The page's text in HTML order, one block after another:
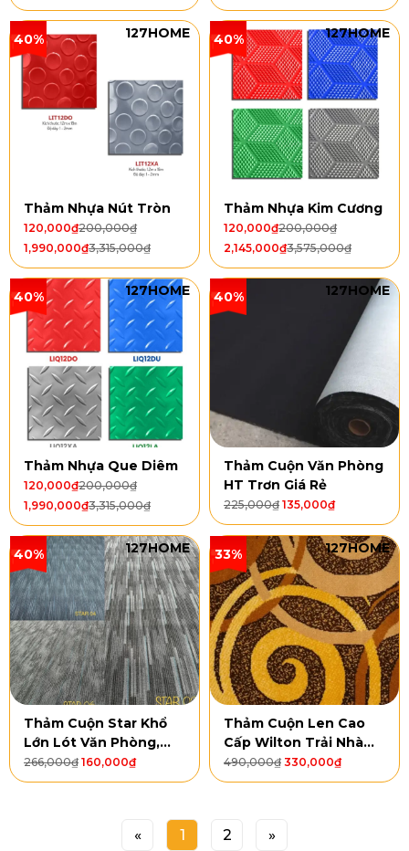
40% 127HOME
Thảm Nhựa Nút Tròn
200,000₫
120,000₫
3,315,000₫
1,990,000₫
40% 127HOME
Thảm Nhựa Kim Cương
200,000₫
120,000₫
3,575,000₫
2,145,000₫
40% 127HOME
Thảm Nhựa Que Diêm
200,000₫
120,000₫
3,315,000₫
1,990,000₫
40% 127HOME
Thảm Cuộn Văn Phòng
HT Trơn Giá Rẻ
225,000₫ 135,000₫
40% 127HOME
Thảm Cuộn Star Khổ
Lớn Lót Văn Phòng,
Khách Sạn
266,000₫ 160,000₫
33% 127HOME
Thảm Cuộn Len Cao
Cấp Wilton Trải Nhà
Hàng, Khách Sạn
490,000₫ 330,000₫
« 1 2 »